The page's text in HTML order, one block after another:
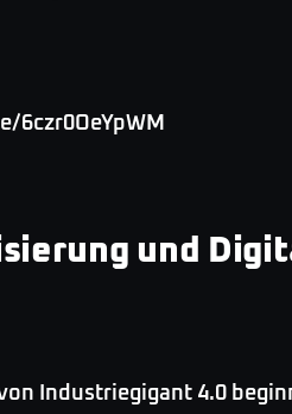
6czr0OeYpWM
und
Industriegigant 4.0